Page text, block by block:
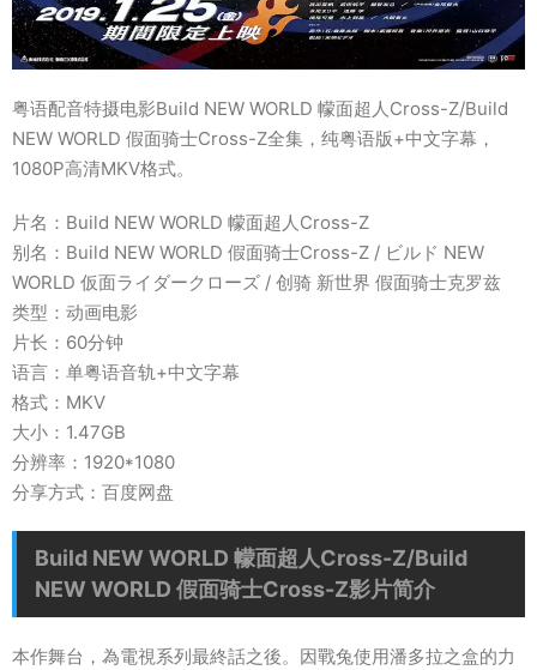
粤语配音特摄电影Build NEW WORLD 幪面超人Cross-Z/Build
NEW WORLD 假面骑士Cross-Z全集，纯粤语版+中文字幕，
1080P高清MKV格式。
片名：Build NEW WORLD 幪面超人Cross-Z
别名：Build NEW WORLD 假面骑士Cross-Z / ビルド NEW
WORLD 仮面ライダークローズ / 创骑 新世界 假面骑士克罗兹
类型：动画电影
片长：60分钟
语言：单粤语音轨+中文字幕
格式：MKV
大小：1.47GB
分辨率：1920*1080
分享方式：百度网盘
Build NEW WORLD 幪面超人Cross-Z/Build
NEW WORLD 假面骑士Cross-Z影片简介
本作舞台，為電視系列最終話之後。因戰兔使用潘多拉之盒的力